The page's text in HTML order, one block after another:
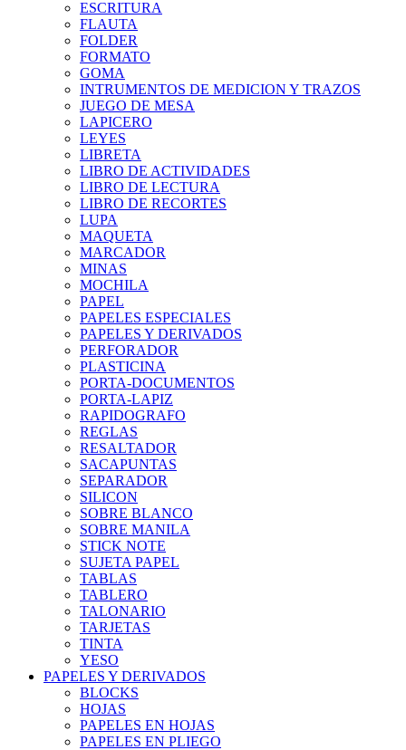
ESCRITURA
FLAUTA
FOLDER
FORMATO
GOMA
INTRUMENTOS DE MEDICION Y TRAZOS
JUEGO DE MESA
LAPICERO
LEYES
LIBRETA
LIBRO DE ACTIVIDADES
LIBRO DE LECTURA
LIBRO DE RECORTES
LUPA
MAQUETA
MARCADOR
MINAS
MOCHILA
PAPEL
PAPELES ESPECIALES
PAPELES Y DERIVADOS
PERFORADOR
PLASTICINA
PORTA-DOCUMENTOS
PORTA-LAPIZ
RAPIDOGRAFO
REGLAS
RESALTADOR
SACAPUNTAS
SEPARADOR
SILICON
SOBRE BLANCO
SOBRE MANILA
STICK NOTE
SUJETA PAPEL
TABLAS
TABLERO
TALONARIO
TARJETAS
TINTA
YESO
PAPELES Y DERIVADOS
BLOCKS
HOJAS
PAPELES EN HOJAS
PAPELES EN PLIEGO